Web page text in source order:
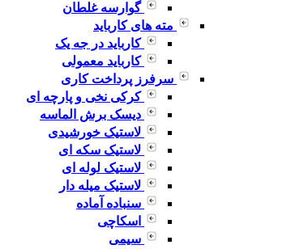
گوارسه غلطان
مته های کارباید
کارباید در جه یک
کارباید معمولی
سرفرز پرداخت کاری
کرکی نخی و پارچه ای
دیسک برش الماسه
لاستیک خورشیدی
لاستیک سکه ای
لاستیک لوله ای
لاستیک میله دار
سنباده آماده
اسکاچی
سیمی